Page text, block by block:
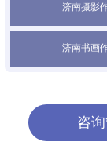
郑**
方**
济南摄影
济南书画
咨